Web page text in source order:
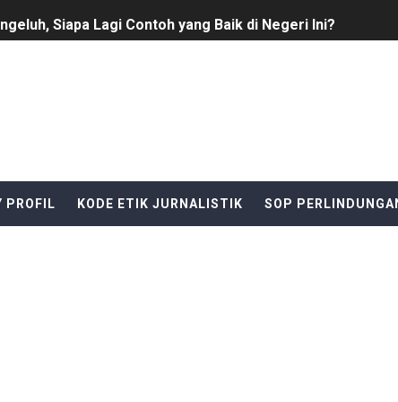
Siapa Lagi Contoh yang Baik di Negeri Ini?
bersama koramil, siap amankan pertandingan
SAMPAH KE BANTARAN SUNGAI LUBAI OLEH
anggaran Tahun 2025 tidak di selesaikan : pihak
PROFIL KODE ETIK JURNALISTIK SOP